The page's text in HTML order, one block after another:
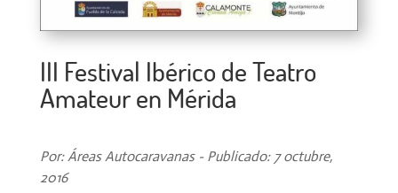
III Festival Ibérico de Teatro
Amateur en Mérida
Por: Áreas Autocaravanas - Publicado: 7 octubre,
2016